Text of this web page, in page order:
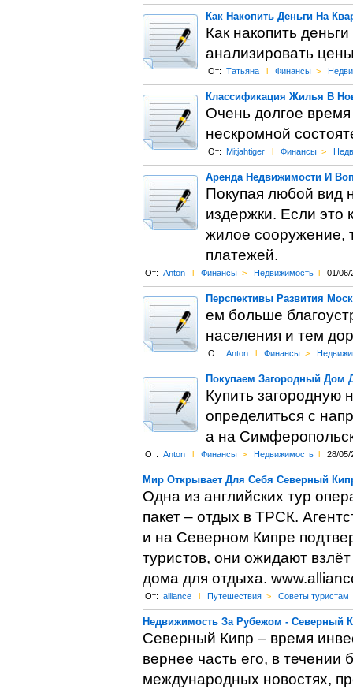
Как Накопить Деньги На
Как накопить
анализировать
От: Татьяна l Финансы >
Классификация Жилья В
Очень долгое время
нескромной
От: Mitjahtiger l Финансы >
Аренда Недвижимости И
Покупая любой вид
издержки. Если это
жилое сооружение,
платежей.
От: Anton l Финансы > Недвижимость l 01/06/
Перспективы Развития
ем больше
населения и тем
От: Anton l Финансы >
Покупаем Загородный Дом
Купить загородную
определиться с
а на
От: Anton l Финансы > Недвижимость l 28/05/
Мир Открывает Для Себя Северный
Одна из английских тур
пакет – отдых в ТРСК.
и на Северном Кипре
туристов, они ожидают
дома для отдыха.
От: alliance l Путешествия > Советы туристам
Недвижимость За Рубежом - Северный
Северный Кипр – время
вернее часть его, в течении
международных новостях,